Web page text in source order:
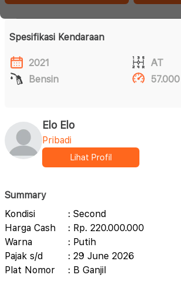
Spesifikasi Kendaraan
2021
AT
Bensin
Elo Elo
Pribadi
Lihat Profil
Summary
Kondisi
: Second
Harga Cash
: Rp. 220.000.000
Warna
: Putih
Pajak s/d
: 29 June 2026
Plat Nomor
: B Ganjil